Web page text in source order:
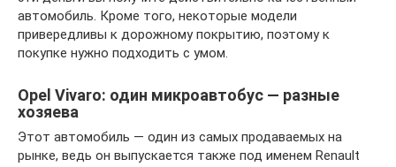
автомобиль. Кроме того, некоторые модели
привередливы к дорожному покрытию, поэтому к
покупке нужно подходить с умом.
Opel Vivaro: один микроавтобус — разные
хозяева
Этот автомобиль — один из самых продаваемых на
рынке, ведь он выпускается также под именем Renault